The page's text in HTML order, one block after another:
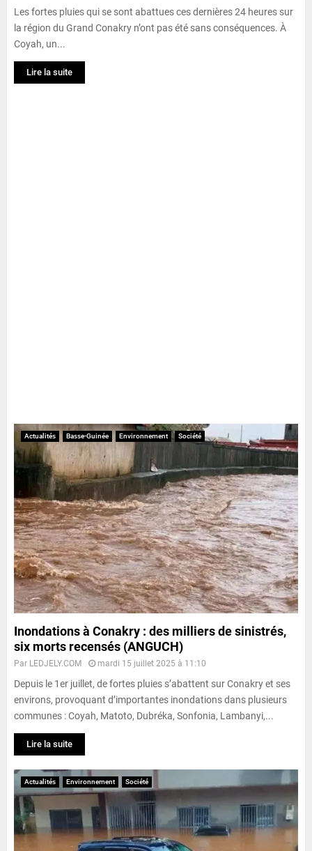
Les fortes pluies qui se sont abattues ces dernières 24 heures sur
la région du Grand Conakry n’ont pas été sans conséquences. À
Coyah, un...
Lire la suite
Actualités Basse-Guinée Environnement Société
Inondations à Conakry : des milliers de sinistrés,
six morts recensés (ANGUCH)
Par LEDJELY.COM mardi 15 juillet 2025 à 11:10
Depuis le 1er juillet, de fortes pluies s’abattent sur Conakry et ses
environs, provoquant d’importantes inondations dans plusieurs
communes : Coyah, Matoto, Dubréka, Sonfonia, Lambanyi,...
Lire la suite
Actualités Environnement Société